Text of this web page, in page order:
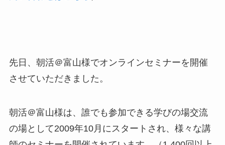
先日、朝活＠富山様でオンラインセミナーを開催
させていただきました。
朝活＠富山様は、誰でも参加できる学びの場交流
の場として2009年10月にスタートされ、様々な講